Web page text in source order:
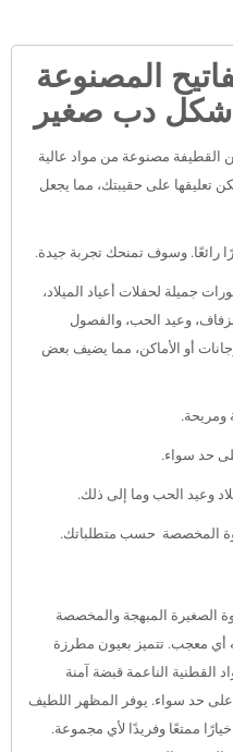
المصنوعة
شكل دب صغير
مصنوعة من مواد عالية
تعليقها على حقيبتك، مما يجعل
رائعًا. وسوف تمنحك تجربة جيدة.
جميلة لحفلات أعياد الميلاد،
وعيد الحب، والفصول
أو الأماكن، مما يضيف بعض
ومريحة.
حد سواء.
وعيد الحب وما إلى ذلك.
المخصصة حسب متطلباتك.
الصغيرة المبهجة والمخصصة
معجب. تتميز بعيون مطرزة
القطنية الناعمة قبضة آمنة
على حد سواء. يوفر المظهر اللطيف
ممتعًا وفريدًا لأي مجموعة.